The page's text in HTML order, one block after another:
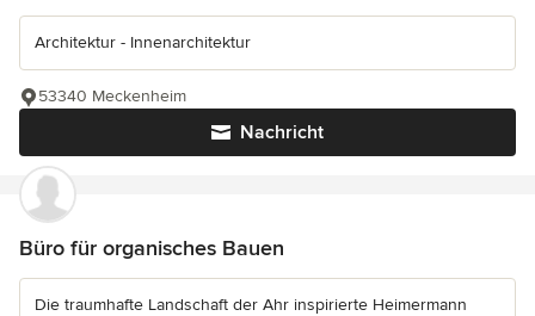
Architektur - Innenarchitektur
Nachricht
53340 Meckenheim
Büro für organisches Bauen
Die traumhafte Landschaft der Ahr inspirierte Heimermann